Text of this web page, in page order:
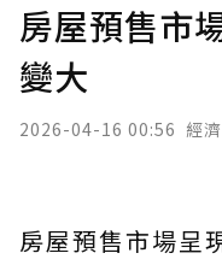
房屋預售市
變大
2026-04-16 00:56 經
房屋預售市場呈